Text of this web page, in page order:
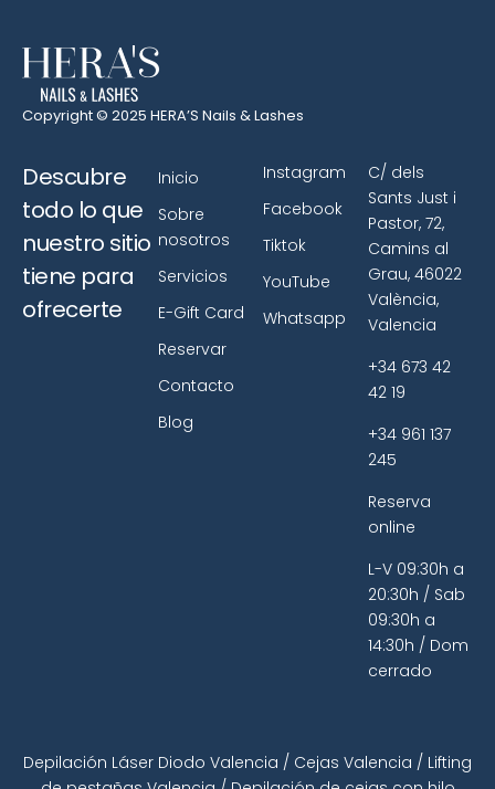
Copyright © 2025 HERA’S Nails & Lashes
Descubre
todo lo que
nuestro sitio
tiene para
ofrecerte
Inicio
Sobre
nosotros
Servicios
E-Gift Card
Reservar
Contacto
Blog
Instagram
Facebook
Tiktok
YouTube
Whatsapp
C/ dels
Sants Just i
Pastor, 72,
Camins al
Grau, 46022
València,
Valencia
+34 673 42
42 19
+34 961 137
245
Reserva
online
L-V 09:30h a
20:30h / Sab
09:30h a
14:30h / Dom
cerrado
Depilación Láser Diodo Valencia / Cejas Valencia / Lifting